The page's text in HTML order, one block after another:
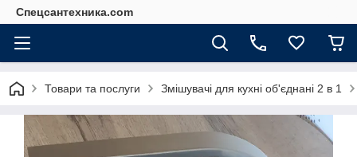
Спецсантехника.com
Товари та послуги Змішувачі для кухні об'єднані 2 в 1